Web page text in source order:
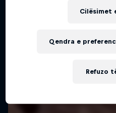
Cilësimet
Refuzo
Qendra e